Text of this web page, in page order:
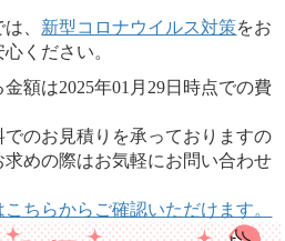
、 新型コロナウイルス対策をお
ください。
額は2025年01月29日時点での費
のお見積りを承っておりますの
めの際はお気軽にお問い合わせ
ちらからご確認いただけます。